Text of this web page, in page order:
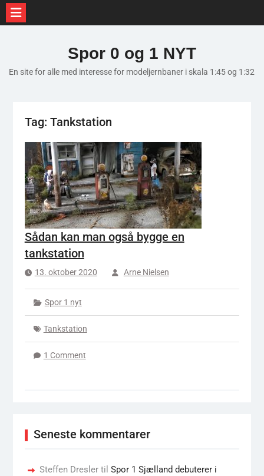
Spor 0 og 1 NYT
En site for alle med interesse for modeljernbaner i skala 1:45 og 1:32
Tag: Tankstation
Sådan kan man også bygge en
tankstation
13. oktober 2020 Arne Nielsen
Spor 1 nyt
Tankstation
1 Comment
Seneste kommentarer
Steffen Dreslertil Spor 1 Sjælland debuterer i